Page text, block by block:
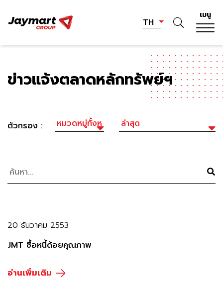
เมนู
TH
ข่าวแจ้งตลาดหลักทรัพย์ฯ
ตัวกรอง :
20 ธันวาคม 2553
JMT ซื้อหนี้ด้อยคุณภาพ
อ่านเพิ่มเติม